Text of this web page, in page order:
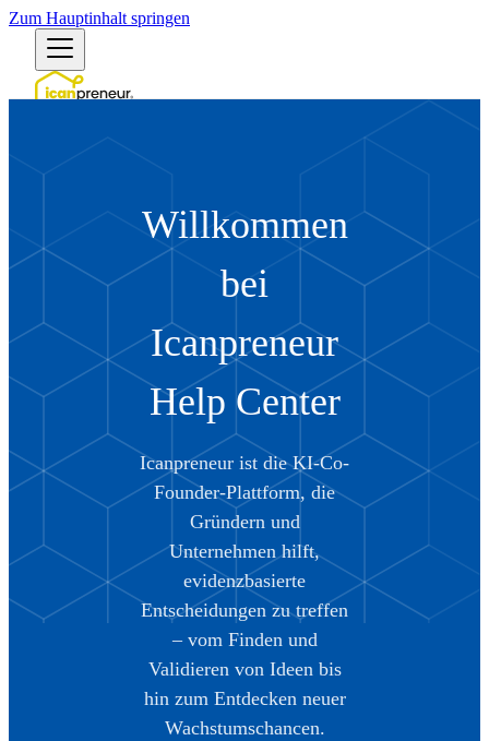
Zum Hauptinhalt springen
English (UK)
Български
Čeština
Dansk
Deutsch (Schweiz)
Ελληνικά
Español (España)
Español (México)
Filipino
Français (France)
Français (Canada)
Magyar
ქართული
한국어
Latviešu
Македонски
Bahasa Melayu
Nederlands
Português (Brasil)
Português (Portugal)
Willkommen
bei
Icanpreneur
Help Center
Icanpreneur ist die KI-Co-
Founder-Plattform, die
Gründern und
Unternehmen hilft,
evidenzbasierte
Entscheidungen zu treffen
– vom Finden und
Validieren von Ideen bis
hin zum Entdecken neuer
Wachstumschancen.